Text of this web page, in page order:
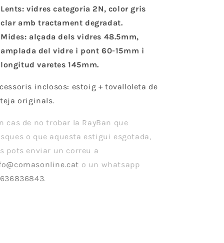
Lents: vidres categoria 2N, color gris
clar amb tractament degradat.
Mides: alçada dels vidres 48.5mm,
amplada del vidre i pont 60-15mm i
longitud varetes 145mm.
inclosos: estoig + tovalloleta de
originals.
cas de no trobar la RayBan que
o que aquesta estigui esgotada,
pots enviar un correu a
o un whatsapp
636836843.